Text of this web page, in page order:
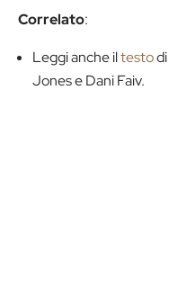
Correlato:
Leggi anche iltestodi
Jones e Dani Faiv.